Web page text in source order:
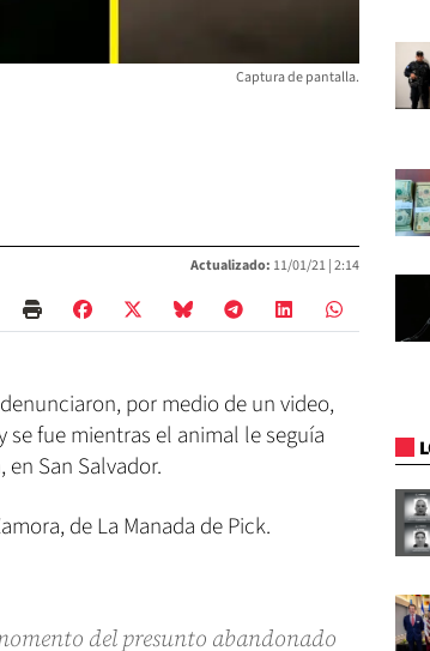
Captura de pantalla.
Actualizado: 11/01/21 |2:14
por medio de un video,
fue mientras el animal le seguía
San Salvador.
de La Manada de Pick.
del presunto abandonado